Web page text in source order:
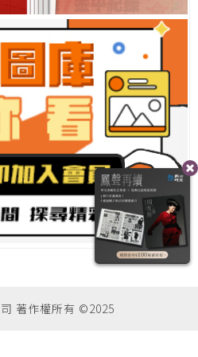
著作權所有 ©2025